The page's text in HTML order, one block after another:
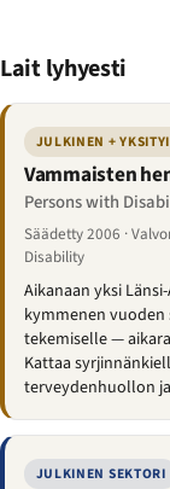
Lait lyhyesti
JULKINEN +
Vammaisten
Persons with
Säädetty 2006 ·
Disability
Aikanaan yksi
kymmenen
tekemiselle —
Kattaa
terveydenhuollon
JULKINEN SEKTORI